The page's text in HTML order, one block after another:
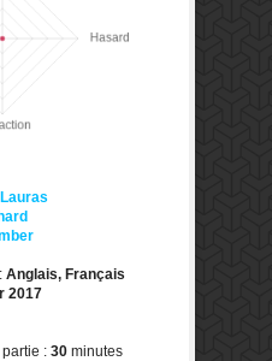
Anglais, Français
2017
: 30 minutes